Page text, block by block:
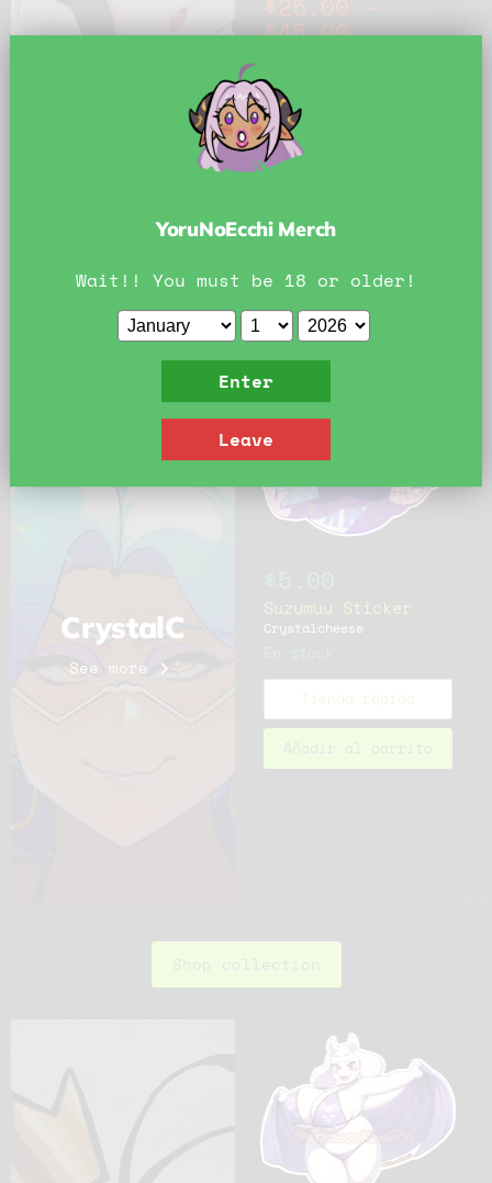
$25.00 -
$45.00
Mio Print
Chet Rippo
En stock
Elegir opciones
Shop collection
CrystalC
See more
Suzumuu Sticker
Crystalcheese
Tienda rápida
Añadir al carrito
Shop collection
YoruNoEcchi Merch
Wait!! You must be 18 or older!
Enter
Leave